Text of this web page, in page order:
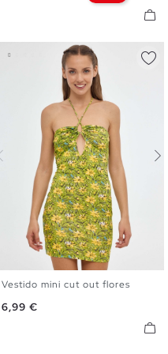
Vestido mini cut out flores
Precio
6,99 €